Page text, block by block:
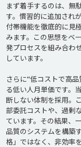
まず着手するのは、無
す。慣習的に追加され
付帯機能を徹底的に見
みます。この思想をベ
発プロセスを組み合わ
しています。
さらに“低コストで高
る低い人月単価です。
断しない体制を採用。
部委託コストや、過剰
ています。その結果、
品質のシステムを構築
格」ではなく、非効率